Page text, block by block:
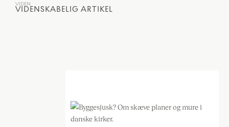
VIDEN
VIDENSKABELIG ARTIKEL